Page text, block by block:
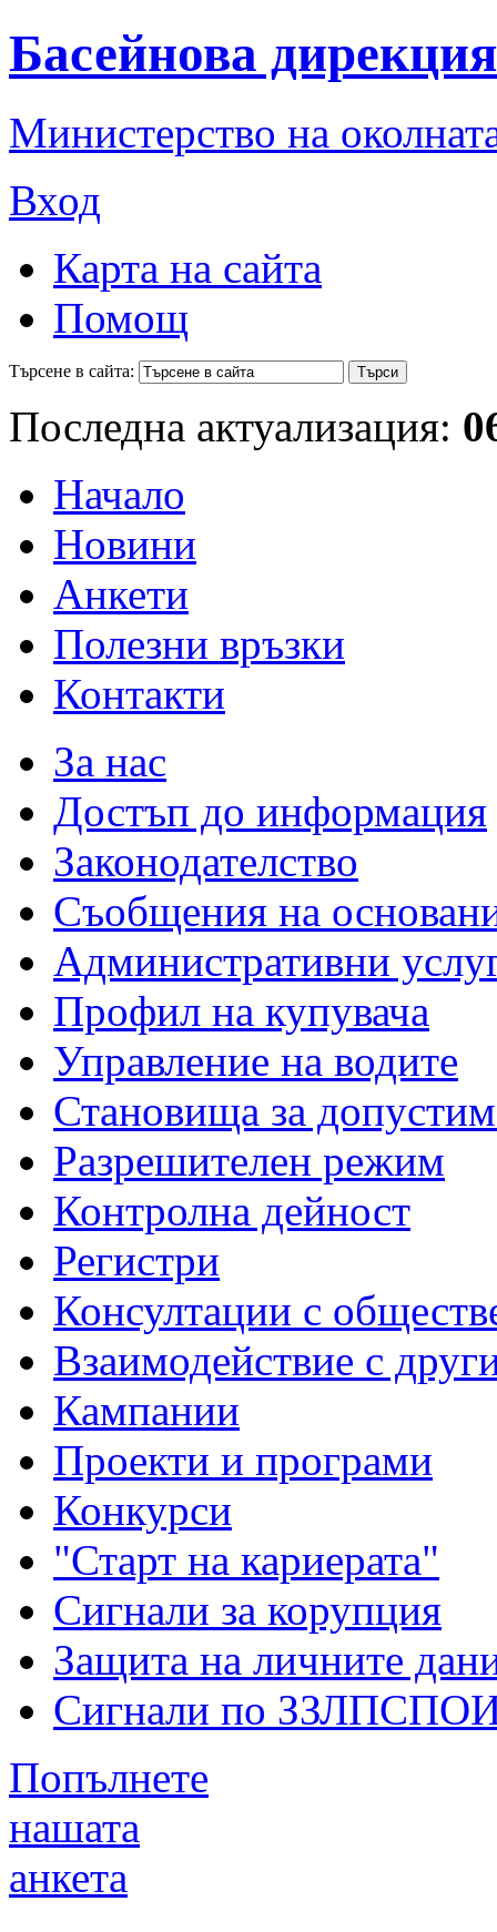
Басейнова
Министерство на
Вход
Карта на сайта
Помощ
Търсене в сайта:
Последна актуализация:
Начало
Новини
Анкети
Полезни връзки
Контакти
За нас
Достъп до информация
Законодателство
Съобщения на
Административни
Профил на купувача
Управление на водите
Становища за
Разрешителен режим
Контролна дейност
Регистри
Консултации с
Взаимодействие с
Кампании
Проекти и програми
Конкурси
"Старт на кариерата"
Сигнали за корупция
Защита на личните
Сигнали по
Попълнете
нашата
анкета